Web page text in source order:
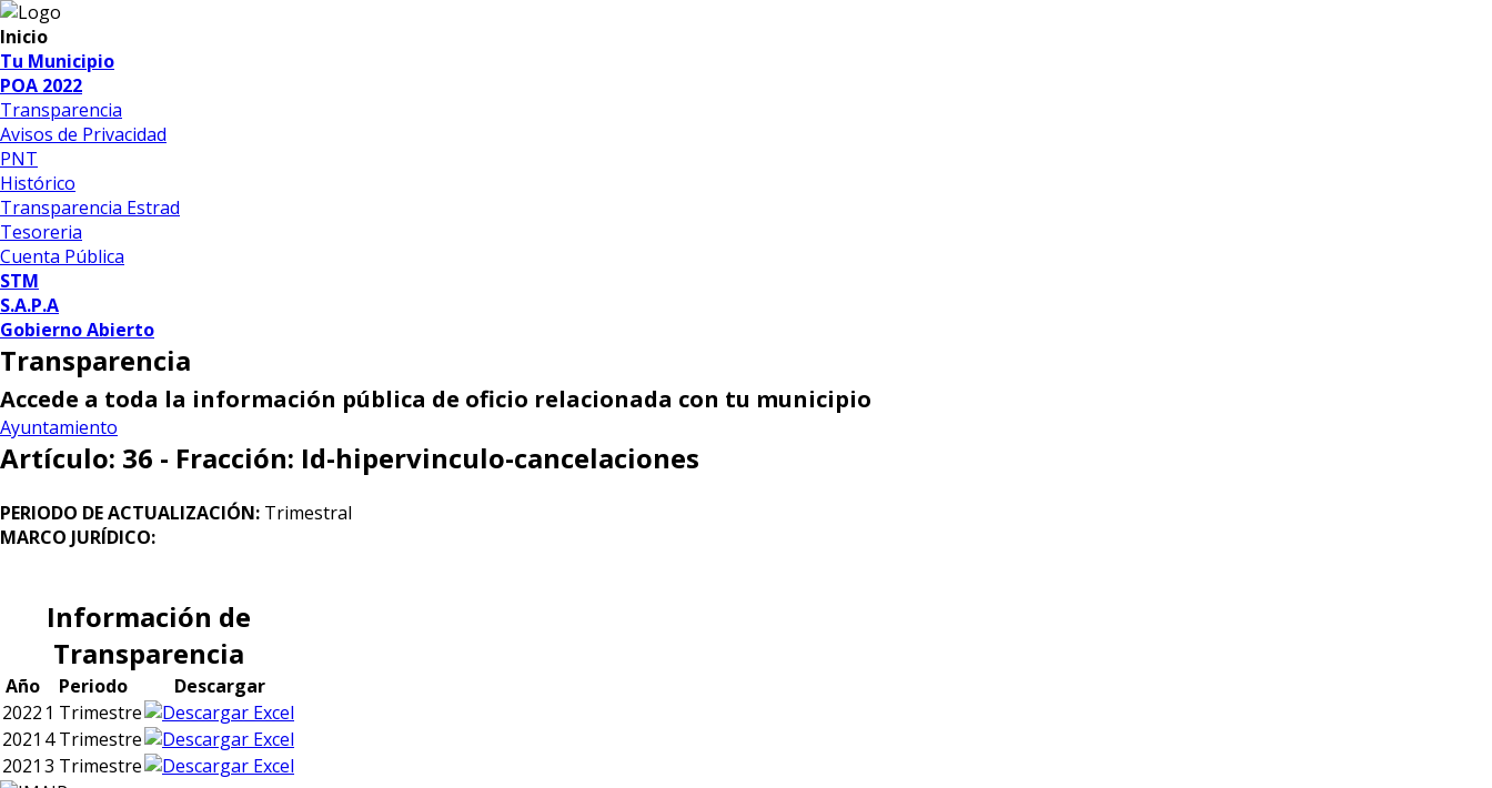
Inicio
Tu Municipio
POA 2022
Transparencia
Avisos de Privacidad
PNT
Histórico
Transparencia Estrad
Tesoreria
Cuenta Pública
STM
S.A.P.A
Gobierno Abierto
Transparencia
Accede a toda la información pública de oficio relacionada con tu municipio
Ayuntamiento
Artículo: 36 - Fracción: Id-hipervinculo-cancelaciones
PERIODO DE ACTUALIZACIÓN: Trimestral
MARCO JURÍDICO:
Información de
Transparencia
Año Periodo
Descargar
2022 1 Trimestre
2021 4 Trimestre
2021 3 Trimestre